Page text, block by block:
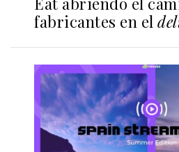
fabricantes en el